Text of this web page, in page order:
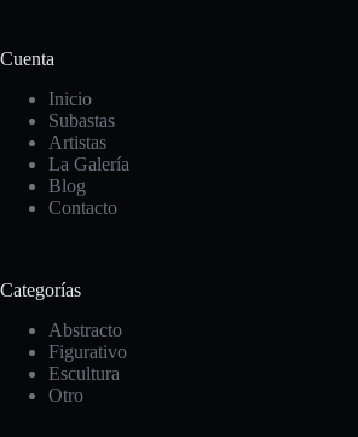
Cuenta
Inicio
Subastas
Artistas
La Galería
Blog
Contacto
Categorías
Abstracto
Figurativo
Escultura
Otro